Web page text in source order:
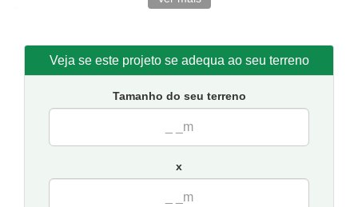
Sugestão de terreno mínimo para implantação: 11 metros de
frente por 16 de fundos.
Veja se este projeto se adequa ao seu terreno
Tamanho do seu terreno
x